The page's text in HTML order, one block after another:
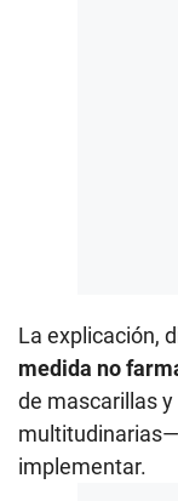
La explicación,
medida no
de mascarillas
implementar.